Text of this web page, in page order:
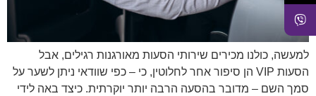
למעשה, כולנו מכירים שירותי הסעות מאורגנות רגילים, אבל
הסעות VIP הן סיפור אחר לחלוטין, כי – כפי שוודאי ניתן לשער על
סמך השם – מדובר בהסעה הרבה יותר יוקרתית. כיצד באה לידי